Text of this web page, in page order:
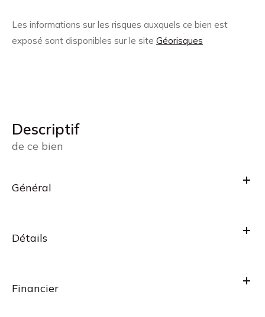
Les informations sur les risques auxquels ce bien est
exposé sont disponibles sur le site Géorisques
descriptif
de ce bien
Général
Détails
Financier